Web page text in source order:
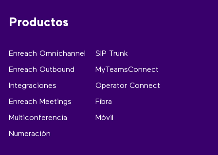
Productos
Enreach Omnichannel
Enreach Outbound
Integraciones
Enreach Meetings
Multiconferencia
Numeración
SIP Trunk
MyTeamsConnect
Operator Connect
Fibra
Móvil